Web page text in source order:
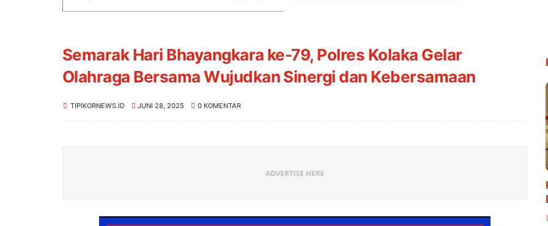
Semarak Hari Bhayangkara ke-79, Polres Kolaka Gelar
Olahraga Bersama Wujudkan Sinergi dan Kebersamaan
TIPIKORNEWS.ID JUNI 28, 2025 0 KOMENTAR